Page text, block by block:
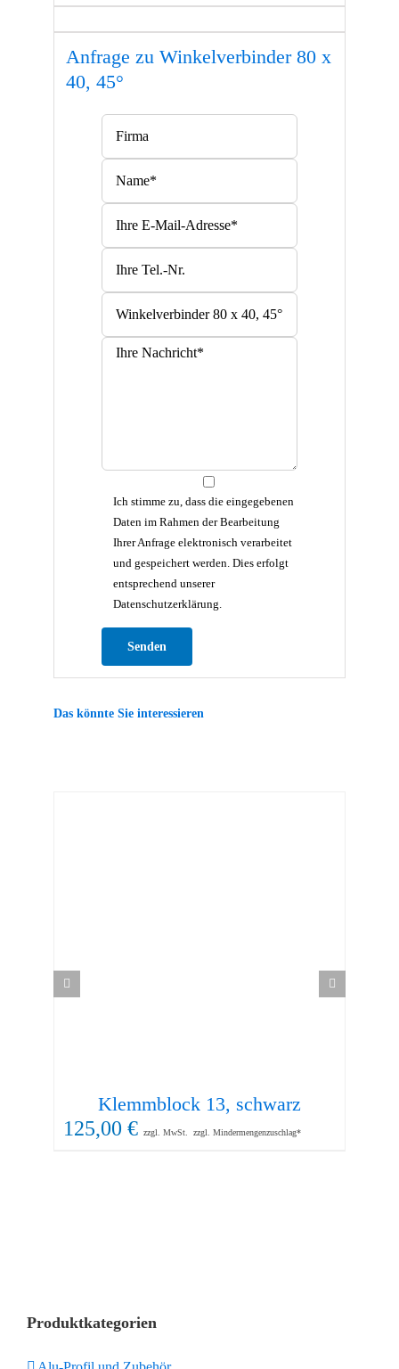
Anfrage zu Winkelverbinder 80 x
40, 45°
Ich stimme zu, dass die eingegebenen
Daten im Rahmen der Bearbeitung
Ihrer Anfrage elektronisch verarbeitet
und gespeichert werden. Dies erfolgt
entsprechend unserer
Datenschutzerklärung.
Das könnte Sie interessieren
Klemmblock 13, schwarz
125,00 € zzgl. MwSt. zzgl. Mindermengenzuschlag*
Produktkategorien